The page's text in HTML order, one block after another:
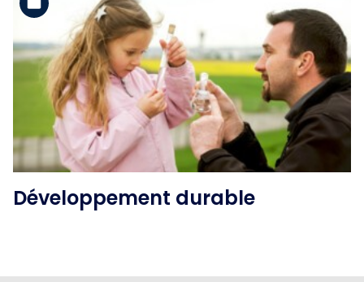
Voir l'album
Développement durable